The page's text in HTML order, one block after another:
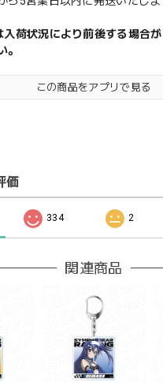
入荷状況により前後する場合
。
この商品をアプリで見る
価
334 2
関連商品